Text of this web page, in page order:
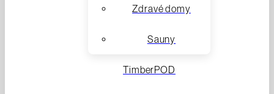
Zdravé domy
Sauny
TimberPOD